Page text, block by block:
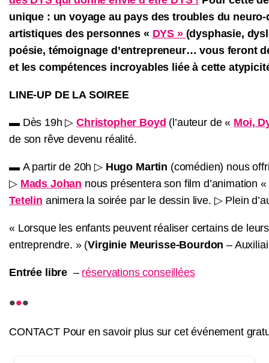
unique : un voyage au pays des troubles du
artistiques des personnes « DYS » (dysphasie,
poésie, témoignage d’entrepreneur… vous feront
et les compétences incroyables liée à cette
LINE-UP DE LA SOIREE
▬ Dès 19h ▷Christopher Boyd (l’auteur de « Moi,
de son rêve devenu réalité.
▬ A partir de 20h ▷ Hugo Martin (comédien) nous
▷ Mads Johan nous présentera son film d’animation «
Tetelin animera la soirée par le dessin live. ▷ Plein
« Lorsque les enfants peuvent réaliser certains de
entreprendre. » (Virginie Meurisse-Bourdon –
Entrée libre – réservations conseillées
•••
CONTACT Pour en savoir plus sur cet événement